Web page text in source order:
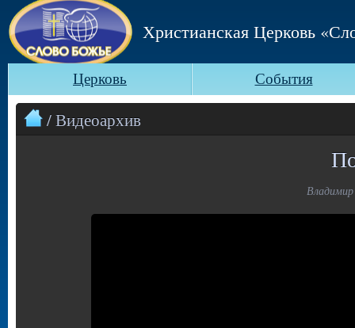
Христианская Церковь
Церковь События
/ Видеоархив
Владимир